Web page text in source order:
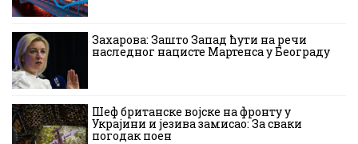
Захарова: Зашто Запад ћути на речи
наследног нацисте Мартенса у Београду
Шеф британске војске на фронту у
Украјини и језива замисао: За сваки
погодак поен